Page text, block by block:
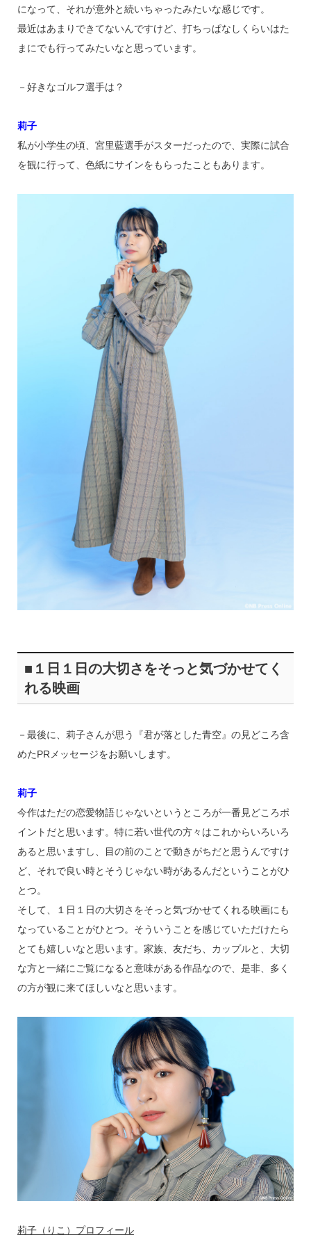
になって、それが意外と続いちゃったみたいな感じです。
最近はあまりできてないんですけど、打ちっぱなしくらいはた
まにでも行ってみたいなと思っています。
－好きなゴルフ選手は？
莉子
私が小学生の頃、宮里藍選手がスターだったので、実際に試合
を観に行って、色紙にサインをもらったこともあります。
■１日１日の大切さをそっと気づかせてく
れる映画
－最後に、莉子さんが思う『君が落とした青空』の見どころ含
めたPRメッセージをお願いします。
莉子
今作はただの恋愛物語じゃないというところが一番見どころポ
イントだと思います。特に若い世代の方々はこれからいろいろ
あると思いますし、目の前のことで動きがちだと思うんですけ
ど、それで良い時とそうじゃない時があるんだということがひ
とつ。
そして、１日１日の大切さをそっと気づかせてくれる映画にも
なっていることがひとつ。そういうことを感じていただけたら
とても嬉しいなと思います。家族、友だち、カップルと、大切
な方と一緒にご覧になると意味がある作品なので、是非、多く
の方が観に来てほしいなと思います。
莉子（りこ）プロフィール